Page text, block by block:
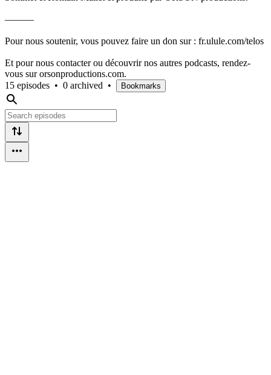
———
Pour nous soutenir, vous pouvez faire un don sur : fr.ulule.com/telos
Et pour nous contacter ou découvrir nos autres podcasts, rendez-
vous sur orsonproductions.com.
15 episodes • 0 archived • Bookmarks